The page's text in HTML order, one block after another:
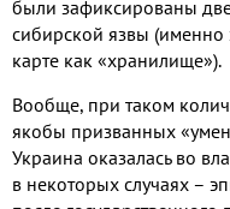
были зафиксированы
сибирской язвы (именно
карте как «хранилище»).
Вообще, при таком
якобы призванных
Украина оказалась во
в некоторых случаях –